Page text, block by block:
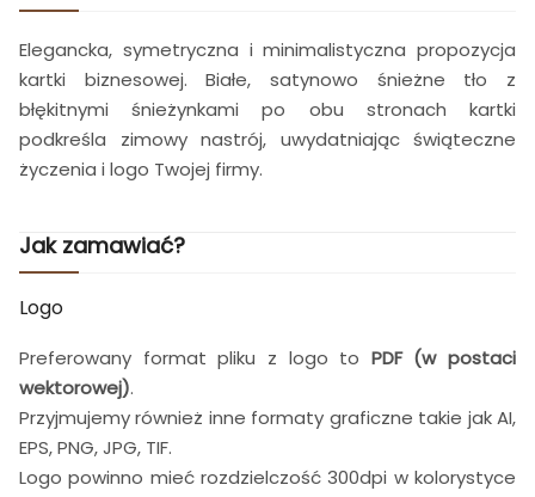
Elegancka, symetryczna i minimalistyczna propozycja
kartki biznesowej. Białe, satynowo śnieżne tło z
błękitnymi śnieżynkami po obu stronach kartki
podkreśla zimowy nastrój, uwydatniając świąteczne
życzenia i logo Twojej firmy.
Jak zamawiać?
Logo
Preferowany format pliku z logo to PDF (w postaci
wektorowej).
Przyjmujemy również inne formaty graficzne takie jak AI,
EPS, PNG, JPG, TIF.
Logo powinno mieć rozdzielczość 300dpi w kolorystyce